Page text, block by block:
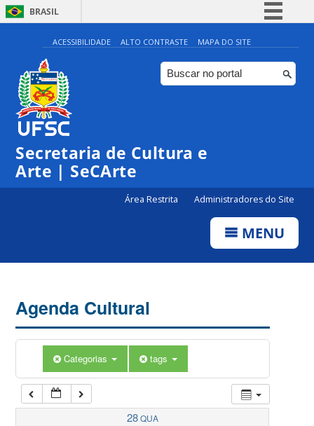
BRASIL
Simplifique!
Comunica BR
Participe
ACESSIBILIDADE ALTO CONTRASTE MAPA DO SITE
Secretaria de Cultura e
Arte | SeCArte
Área Restrita Administradores do Site
MENU
Agenda Cultural
Categorias tags
28QUA
0:00
1:00
5:00
7:00